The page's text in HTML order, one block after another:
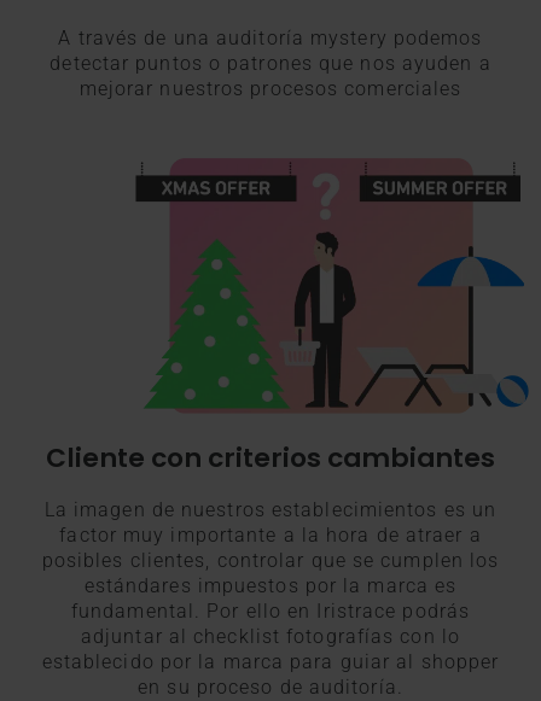
A través de una auditoría mystery podemos
detectar puntos o patrones que nos ayuden a
mejorar nuestros procesos comerciales
Cliente con criterios cambiantes
La imagen de nuestros establecimientos es un
factor muy importante a la hora de atraer a
posibles clientes, controlar que se cumplen los
estándares impuestos por la marca es
fundamental. Por ello en Iristrace podrás
adjuntar al checklist fotografías con lo
establecido por la marca para guiar al shopper
en su proceso de auditoría.